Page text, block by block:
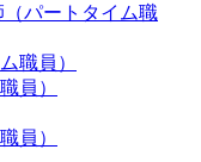
パートタイム職
職員）
員）
員）